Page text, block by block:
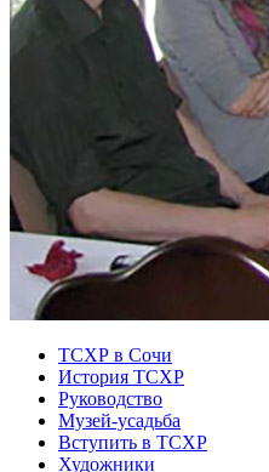
ТСХР в Сочи
История ТСХР
Руководство
Музей-усадьба
Вступить в ТСХР
Художники